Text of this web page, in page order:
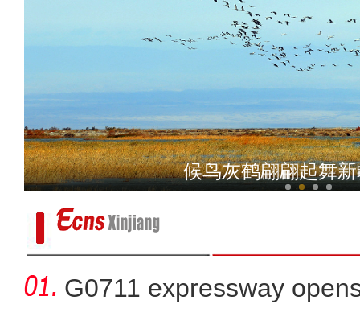
新疆阿克苏山水林田湖草沙
候鸟灰鹤翩翩起舞
G0711 expressway